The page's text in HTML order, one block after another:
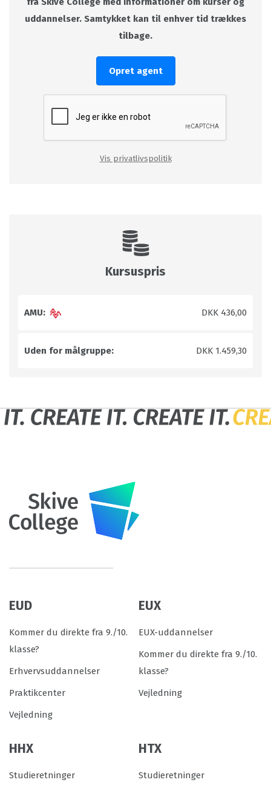
uddannelser. Samtykket kan til enhver tid trækkes
tilbage.
Opret agent
Vis privatlivspolitik
Kursuspris
AMU: DKK 436,00
Uden for målgruppe: DKK 1.459,30
EUD
Kommer du direkte fra 9./10.
klasse?
Erhvervsuddannelser
Praktikcenter
Vejledning
EUX
EUX-uddannelser
Kommer du direkte fra 9./10.
klasse?
Vejledning
HHX
Studieretninger
HTX
Studieretninger